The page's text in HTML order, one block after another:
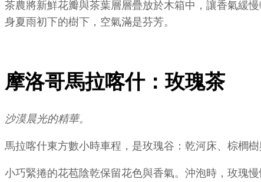
茶農將新鮮花瓣與茶葉層層疊放於木箱中，讓香氣緩
身夏雨初下的樹下，空氣滿是芬芳。
摩洛哥馬拉喀什：玫瑰茶
沙漠晨光的精華。
馬拉喀什東方數小時車程，是玫瑰谷：乾河床、棕櫚
小巧緊捲的花苞陰乾保留花色與香氣。沖泡時，玫瑰